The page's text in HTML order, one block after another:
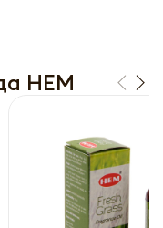
HEM